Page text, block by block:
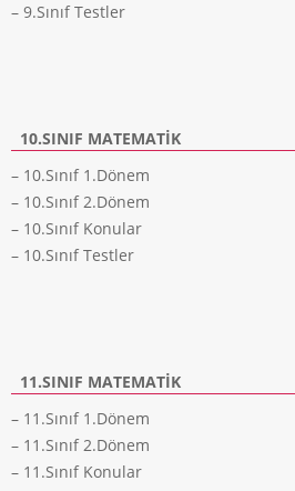
– 9.Sınıf Testler
10.SINIF MATEMATIK
– 10.Sınıf 1.Dönem
– 10.Sınıf 2.Dönem
– 10.Sınıf Konular
– 10.Sınıf Testler
11.SINIF MATEMATIK
– 11.Sınıf 1.Dönem
– 11.Sınıf 2.Dönem
– 11.Sınıf Konular